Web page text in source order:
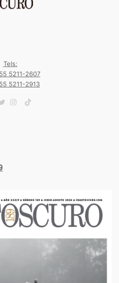
Tels:
5211-2607
5211-2913
TikTok